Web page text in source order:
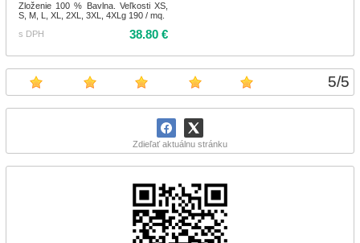
5/5
Zdieľať aktuálnu stránku
Zloženie 100 % Bavlna. Veľkosti XS,
S, M, L, XL, 2XL, 3XL, 4XLg 190 / mq.
s DPH
38.80 €